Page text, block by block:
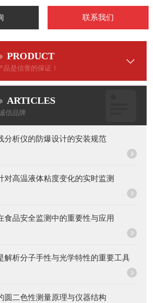
联系我们
PRODUCT
是信誉的保证！
ARTICLES
信品牌
分析仪的防爆设计的安装规范
对高温液体粘度变化的实时监测
食品安全监测中的重要性与应用
解析分子手性与光学特性的重要工具
圆二色性测量原理与仪器结构